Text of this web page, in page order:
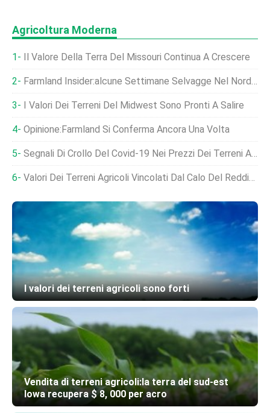
Agricoltura Moderna
Il Valore Della Terra Del Missouri Continua A Crescere
Farmland Insider:alcune Settimane Selvagge Nel Nord-Ovest Dell'Iowa
I Valori Dei Terreni Del Midwest Sono Pronti A Salire
Opinione:Farmland Si Conferma Ancora Una Volta
Segnali Di Crollo Del Covid-19 Nei Prezzi Dei Terreni Agricoli Dell'Indiana
Valori Dei Terreni Agricoli Vincolati Dal Calo Del Reddito, Pandemia
I valori dei terreni agricoli sono forti
Vendita di terreni agricoli:la terra del sud-est
Iowa recupera $ 8, 000 per acro